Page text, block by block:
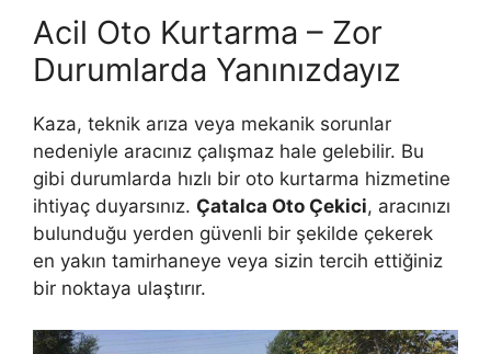
Acil Oto Kurtarma – Zor
Durumlarda Yanınızdayız
Kaza, teknik arıza veya mekanik sorunlar
nedeniyle aracınız çalışmaz hale gelebilir. Bu
gibi durumlarda hızlı bir oto kurtarma hizmetine
ihtiyaç duyarsınız. Çatalca Oto Çekici, aracınızı
bulunduğu yerden güvenli bir şekilde çekerek
en yakın tamirhaneye veya sizin tercih ettiğiniz
bir noktaya ulaştırır.